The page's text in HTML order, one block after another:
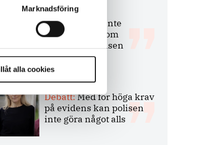
Marknadsföring
alla cookies
8 juli 2026
Replik:
Det är inte
evidenskrav som
bakbinder polisen
7 juli 2026
Debatt:Med för höga krav
på evidens kan polisen
inte göra något alls